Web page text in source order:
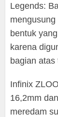
Legends:
bentuk
karena
bagian atas
Infinix
16,2mm
meredam